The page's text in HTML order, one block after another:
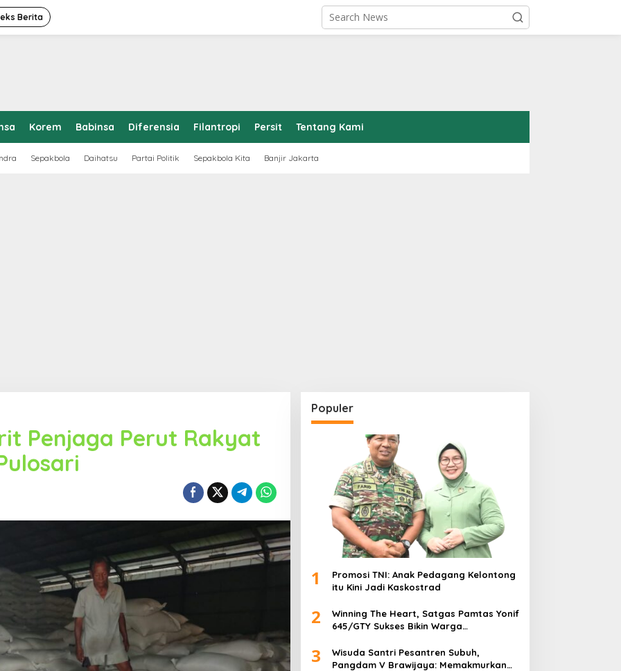
Berita
Korem Babinsa Diferensia Filantropi Persit Tentang Kami
Sepakbola Daihatsu Partai Politik Sepakbola Kita Banjir Jakarta
Penjaga Perut Rakyat
Populer
1
Promosi TNI: Anak Pedagang Kelontong
itu Kini Jadi Kaskostrad
2
Winning The Heart, Satgas Pamtas Yonif
645/GTY Sukses Bikin Warga
3
Wisuda Santri Pesantren Subuh,
Pangdam V Brawijaya: Memakmurkan